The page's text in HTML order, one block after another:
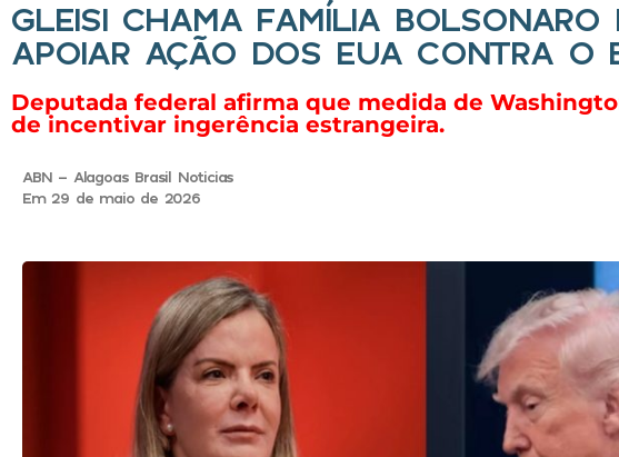
GLEISI CHAMA FAMÍLIA BOLSONARO
APOIAR AÇÃO DOS EUA CONTRA O
Deputada federal afirma que medida de
de incentivar ingerência estrangeira.
ABN - Alagoas Brasil Noticias
Em 29 de maio de 2026